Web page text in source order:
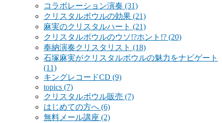
コラボレーション演奏 (31)
クリスタルボウルの効果 (21)
麻実のクリスタルハート (21)
クリスタルボウルのウソ!?ホント!? (20)
奉納演奏クリスタリスト (18)
石塚麻実がクリスタルボウルの魅力をナビゲート
(11)
キングレコードCD (9)
topics (7)
クリスタルボウル販売 (7)
はじめての方へ (6)
無料メール講座 (2)